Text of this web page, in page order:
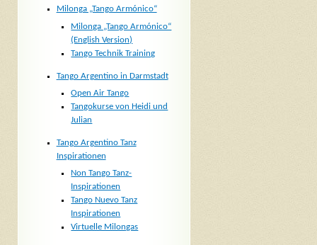
Milonga „Tango Armónico“
Milonga „Tango Armónico“
(English Version)
Tango Technik Training
Tango Argentino in Darmstadt
Open Air Tango
Tangokurse von Heidi und
Julian
Tango Argentino Tanz
Inspirationen
Non Tango Tanz-
Inspirationen
Tango Nuevo Tanz
Inspirationen
Virtuelle Milongas